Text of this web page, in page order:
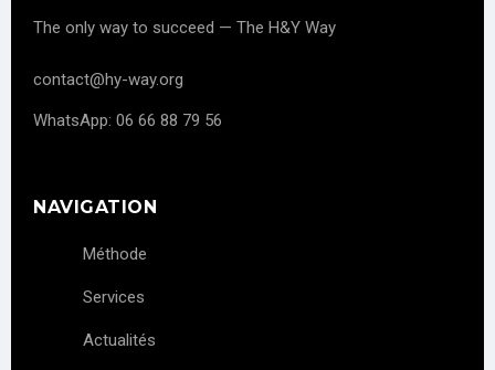
The only way to succeed — The H&Y Way
contact@hy-way.org
WhatsApp: 06 66 88 79 56
NAVIGATION
Méthode
Services
Actualités